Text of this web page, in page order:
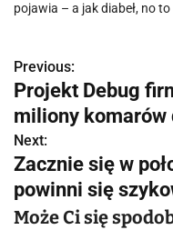
pojawia – a jak diabeł, no
N
a
w
i
g
Previous:
Projekt Debug
miliony komarów
Next:
Zacznie się w
powinni się
Może Ci się